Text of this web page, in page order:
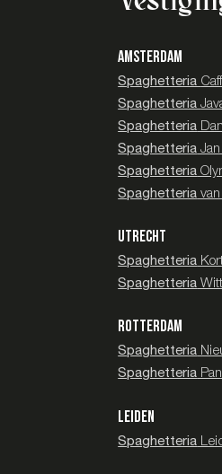
AMSTERDAM
Spaghetteria
Spaghetteria
Spaghetteria
Spaghetteria
Spaghetteria
Spaghetteria
UTRECHT
Spaghetteria
Spaghetteria
ROTTERDAM
Spaghetteria
Spaghetteria
LEIDEN
Spaghetteria